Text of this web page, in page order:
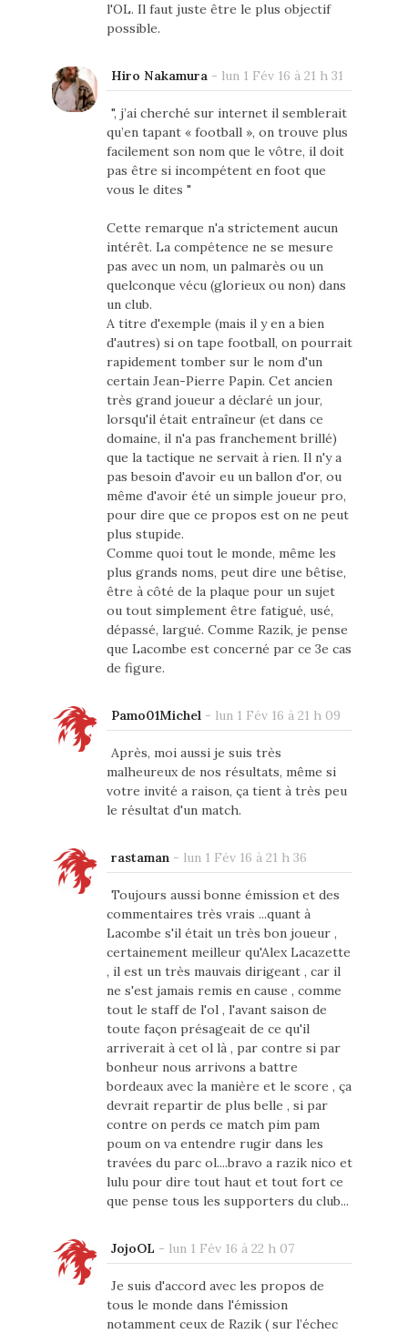
l'OL. Il faut juste être le plus objectif
possible.
Hiro Nakamura- lun 1 Fév 16 à 21 h 31
", j’ai cherché sur internet il semblerait
qu’en tapant « football », on trouve plus
facilement son nom que le vôtre, il doit
pas être si incompétent en foot que
vous le dites "
Cette remarque n'a strictement aucun
intérêt. La compétence ne se mesure
pas avec un nom, un palmarès ou un
quelconque vécu (glorieux ou non) dans
un club.
A titre d'exemple (mais il y en a bien
d'autres) si on tape football, on pourrait
rapidement tomber sur le nom d'un
certain Jean-Pierre Papin. Cet ancien
très grand joueur a déclaré un jour,
lorsqu'il était entraîneur (et dans ce
domaine, il n'a pas franchement brillé)
que la tactique ne servait à rien. Il n'y a
pas besoin d'avoir eu un ballon d'or, ou
même d'avoir été un simple joueur pro,
pour dire que ce propos est on ne peut
plus stupide.
Comme quoi tout le monde, même les
plus grands noms, peut dire une bêtise,
être à côté de la plaque pour un sujet
ou tout simplement être fatigué, usé,
dépassé, largué. Comme Razik, je pense
que Lacombe est concerné par ce 3e cas
de figure.
Pamo01Michel- lun 1 Fév 16 à 21 h 09
Après, moi aussi je suis très
malheureux de nos résultats, même si
votre invité a raison, ça tient à très peu
le résultat d'un match.
rastaman- lun 1 Fév 16 à 21 h 36
Toujours aussi bonne émission et des
commentaires très vrais ...quant à
Lacombe s'il était un très bon joueur ,
certainement meilleur qu'Alex Lacazette
, il est un très mauvais dirigeant , car il
ne s'est jamais remis en cause , comme
tout le staff de l'ol , l'avant saison de
toute façon présageait de ce qu'il
arriverait à cet ol là , par contre si par
bonheur nous arrivons a battre
bordeaux avec la manière et le score , ça
devrait repartir de plus belle , si par
contre on perds ce match pim pam
poum on va entendre rugir dans les
travées du parc ol....bravo a razik nico et
lulu pour dire tout haut et tout fort ce
que pense tous les supporters du club...
JojoOL - lun 1 Fév 16 à 22 h 07
Je suis d'accord avec les propos de
tous le monde dans l'émission
notamment ceux de Razik ( sur l’échec